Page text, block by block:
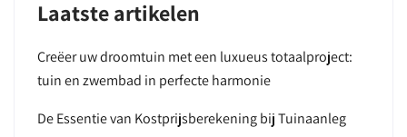
Laatste artikelen
Creëer uw droomtuin met een luxueus totaalproject:
tuin en zwembad in perfecte harmonie
De Essentie van Kostprijsberekening bij Tuinaanleg